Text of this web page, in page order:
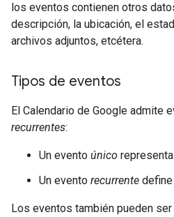
los eventos contienen otros
descripción, la ubicación, el
archivos adjuntos, etcétera.
Tipos de eventos
El Calendario de Google admite
recurrentes:
Un evento único
Un evento recurrente
Los eventos también pueden ser